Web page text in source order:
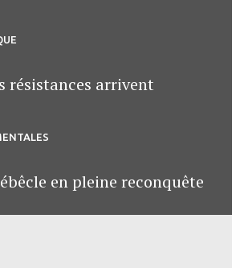
résistances arrivent
en pleine reconquête